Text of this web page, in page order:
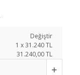
Değiştir
1 x31.240TL
31.240,00 TL